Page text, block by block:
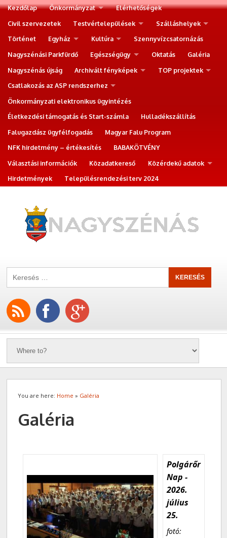
Kezdőlap Önkormányzat
Elérhetőségek
Civil szervezetek
Testvértelepülések
Szálláshelyek
Történet
Egyház Kultúra
Szennyvízcsatornázás
Nagyszénási Parkfürdő
Egészségügy Oktatás
Galéria
Nagyszénás újság
Archivált fényképek
TOP projektek
Csatlakozás az ASP rendszerhez
Önkormányzati elektronikus ügyintézés
Életkezdési támogatás és Start-számla
Hulladékszállítás
Falugazdász ügyfélfogadás
Magyar Falu Program
NFK hirdetmény – értékesítés
BABAKÖTVÉNY
Választási információk
Közadatkereső
Közérdekű adatok
Hirdetmények
Településrendezési terv 2024
You are here: Home » Galéria
Galéria
Polgárőr
Nap -
2026.
július
25.
fotó: